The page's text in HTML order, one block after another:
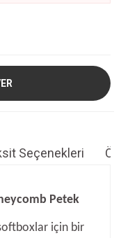
Seçenekleri
Petek
için bir